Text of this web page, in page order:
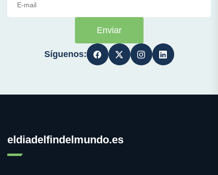
Enviar
Síguenos:
eldiadelfindelmundo.es